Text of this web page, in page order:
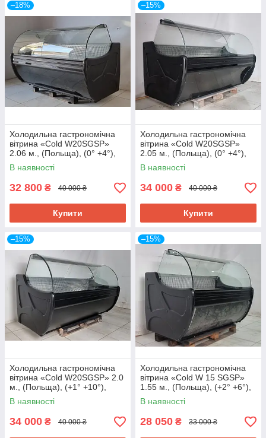
–18%
Холодильна гастрономічна
вітрина «Cold W20SGSP»
2.06 м., (Польща), (0° +4°),
викладка 73 см., Б/у
В наявності
32 800 ₴ 40 000 ₴
Купити
–15%
Холодильна гастрономічна
вітрина «Cold W20SGSP»
2.05 м., (Польща), (0° +4°),
викладка 72 см., Б/у
В наявності
34 000 ₴ 40 000 ₴
Купити
–15%
Холодильна гастрономічна
вітрина «Cold W20SGSP» 2.0
м., (Польща), (+1° +10°),
викладка 75 см., Б/у
В наявності
34 000 ₴ 40 000 ₴
–15%
Холодильна гастрономічна
вітрина «Cold W 15 SGSP»
1.55 м., (Польща), (+2° +6°),
викладка 73 см., Б/у
В наявності
28 050 ₴ 33 000 ₴